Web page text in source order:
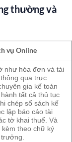
thường và
vụ Online
như hóa đơn và tài
thông qua trực
gia kế toán
tất cả thủ tục
chép sổ sách kế
lập báo cáo tài
tờ khai thuế. Và
kèm theo chữ ký